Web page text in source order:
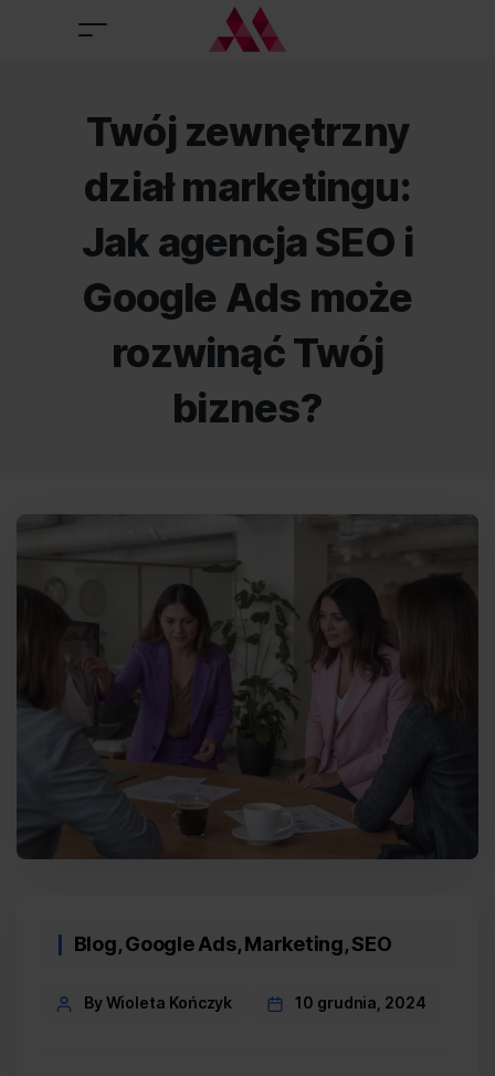
Twój zewnętrzny
dział marketingu:
Jak agencja SEO i
Google Ads może
rozwinąć Twój
biznes?
Categories
Blog,Google Ads,Marketing,SEO
PostBy Wioleta Kończyk 10 grudnia, 2024